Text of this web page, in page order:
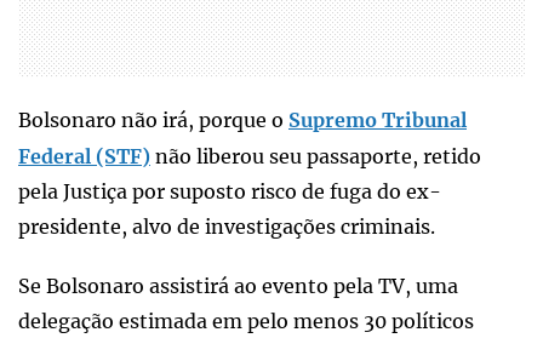
Bolsonaro não irá, porque o Supremo Tribunal
Federal (STF) não liberou seu passaporte, retido
pela Justiça por suposto risco de fuga do ex-
presidente, alvo de investigações criminais.
Se Bolsonaro assistirá ao evento pela TV, uma
delegação estimada em pelo menos 30 políticos